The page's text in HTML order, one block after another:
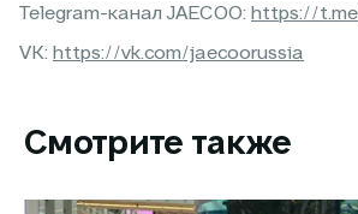
Telegram-канал JAECOO: https://
VK: https://vk.com/jaecoorussia
Смотрите также